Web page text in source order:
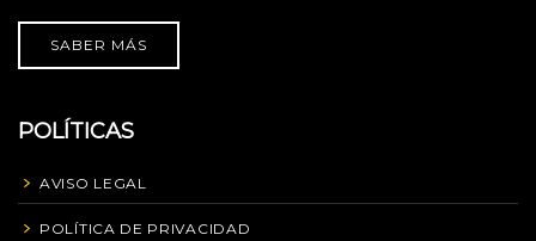
SABER MÁS
POLÍTICAS
AVISO LEGAL
POLÍTICA DE PRIVACIDAD